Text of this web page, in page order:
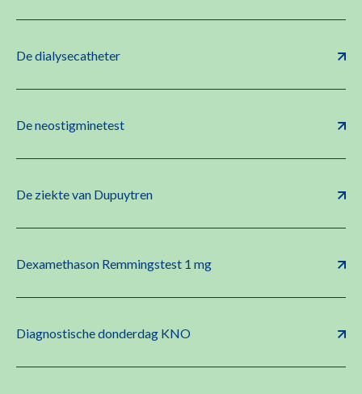
De dialysecatheter
De neostigminetest
De ziekte van Dupuytren
Dexamethason Remmingstest 1 mg
Diagnostische donderdag KNO